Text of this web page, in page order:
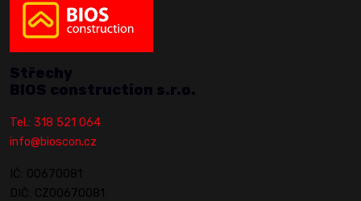
Střechy
BIOS construction s.r.o.
Tel.: 318 521 064
info@bioscon.cz
IČ: 00670081
DIČ: CZ00670081